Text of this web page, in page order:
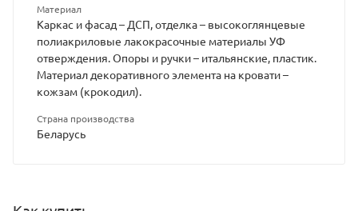
Материал
Каркас и фасад – ДСП, отделка – высокоглянцевые
полиакриловые лакокрасочные материалы УФ
отверждения. Опоры и ручки – итальянские, пластик.
Материал декоративного элемента на кровати –
кожзам (крокодил).
Страна производства
Беларусь